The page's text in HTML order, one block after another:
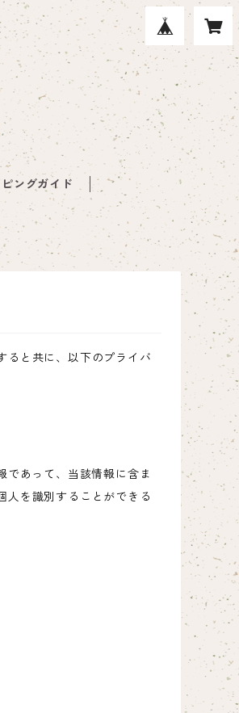
ングガイド
ると共に、以下のプライバ
であって、当該情報に含ま
人を識別することができる